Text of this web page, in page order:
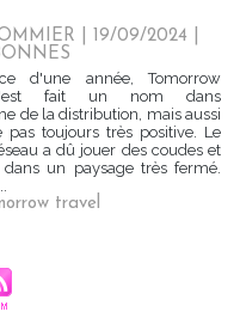
| 19/09/2024
d'une année, Tomorrow
fait un nom dans
de la distribution, mais aussi
pas toujours très positive. Le
a dû jouer des coudes et
un paysage très fermé.
travel